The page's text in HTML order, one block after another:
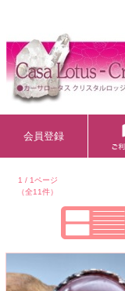
会員登録
1 / 1ページ
（全11件）